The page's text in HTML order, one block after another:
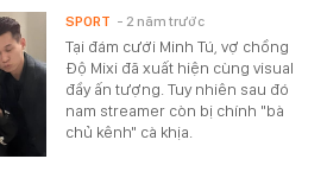
Tại đám cưới Minh Tú, vợ chồng
Độ Mixi đã xuất hiện cùng visual
đầy ấn tượng. Tuy nhiên sau đó
nam streamer còn bị chính "bà
chủ kênh" cà khịa.
SPORT - 2 năm trước